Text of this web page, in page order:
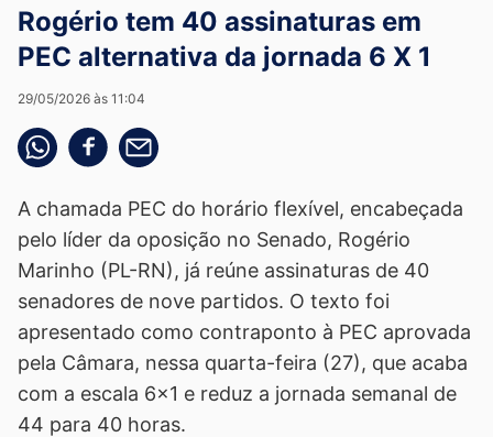
Rogério tem 40 assinaturas em
PEC alternativa da jornada 6 X 1
29/05/2026 às 11:04
Compartilhe pelo whatsapp
Compartilhar no facebook
Compartilhe pelo email
A chamada PEC do horário flexível, encabeçada
pelo líder da oposição no Senado, Rogério
Marinho (PL-RN), já reúne assinaturas de 40
senadores de nove partidos. O texto foi
apresentado como contraponto à PEC aprovada
pela Câmara, nessa quarta-feira (27), que acaba
com a escala 6x1 e reduz a jornada semanal de
44 para 40 horas.